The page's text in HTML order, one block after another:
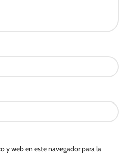
y web en este navegador para la